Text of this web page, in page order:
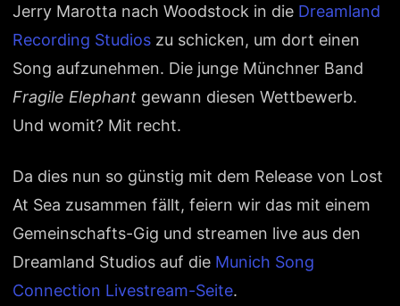
Jerry Marotta nach Woodstock in die Dreamland
Recording Studios zu schicken, um dort einen
Song aufzunehmen. Die junge Münchner Band
Fragile Elephant gewann diesen Wettbewerb.
Und womit? Mit recht.
Da dies nun so günstig mit dem Release von Lost
At Sea zusammen fällt, feiern wir das mit einem
Gemeinschafts-Gig und streamen live aus den
Dreamland Studios auf die Munich Song
Connection Livestream-Seite.